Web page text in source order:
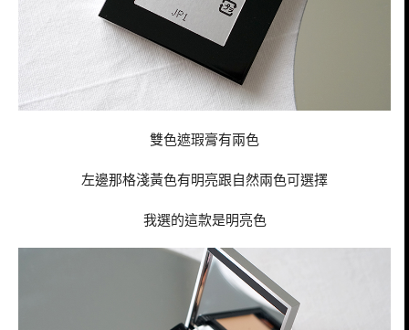
雙色遮瑕膏有兩色
左邊那格淺黃色有明亮跟自然兩色可選擇
我選的這款是明亮色